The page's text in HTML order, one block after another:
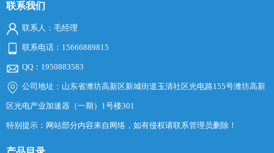
联系我们
联系人：毛经理
联系电话：15666889815
QQ：1950883583
公司地址：山东省潍坊高新区新城街道玉清社区光电路155号潍坊高新
区光电产业加速器（一期）1号楼301
特别提示：网站部分内容来自网络，如有侵权请联系管理员删除！